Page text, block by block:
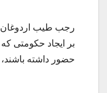
رجب طیب اردوغان
بر ایجاد حکومتی
حضور داشته باشند،